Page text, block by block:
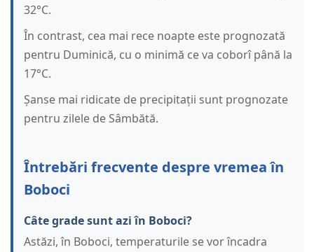
32°C.
În contrast, cea mai rece noapte este prognozată
pentru Duminică, cu o minimă ce va coborî până la
17°C.
Șanse mai ridicate de precipitații sunt prognozate
pentru zilele de Sâmbătă.
Întrebări frecvente despre vremea în
Boboci
Câte grade sunt azi în Boboci?
Astăzi, în Boboci, temperaturile se vor încadra